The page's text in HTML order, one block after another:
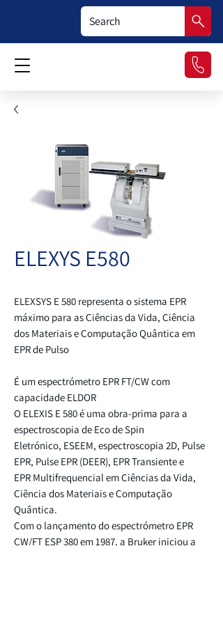
ELEXYS E580
ELEXSYS E 580 representa o sistema EPR
máximo para as Ciências da Vida, Ciência
dos Materiais e Computação Quântica em
EPR de Pulso
É um espectrómetro EPR FT/CW com
capacidade ELDOR
O ELEXIS E 580 é uma obra-prima para a
espectroscopia de Eco de Spin
Eletrónico, ESEEM, espectroscopia 2D, Pulse
EPR, Pulse EPR (DEER), EPR Transiente e
EPR Multifrequencial em Ciências da Vida,
Ciência dos Materiais e Computação
Quântica.
Com o lançamento do espectrómetro EPR
CW/FT ESP 380 em 1987, a Bruker iniciou a